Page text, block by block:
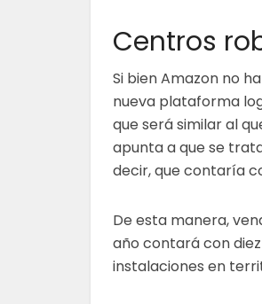
Centros
Si bien Amazon no
nueva plataforma
que será similar al
apunta a que se
decir, que contaría
De esta manera,
año contará con
instalaciones en